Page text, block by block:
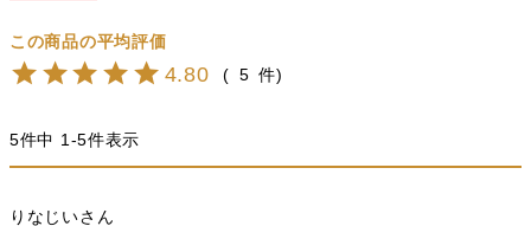
4.80 5
5件中 1-5件表示
りなじい